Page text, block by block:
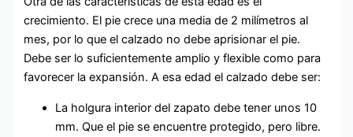
crecimiento. El pie crece una media de 2 milímetros al
mes, por lo que el calzado no debe aprisionar el pie.
Debe ser lo suficientemente amplio y flexible como para
favorecer la expansión. A esa edad el calzado debe ser:
La holgura interior del zapato debe tener unos 10
mm. Que el pie se encuentre protegido, pero libre.